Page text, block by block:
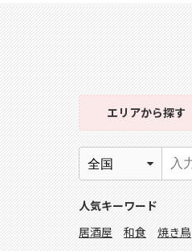
エリアから探す
人気キーワード
居酒屋
和食 焼き鳥